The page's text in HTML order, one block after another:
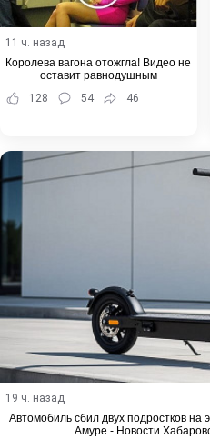
11 ч. назад
Королева вагона отожгла! Видео не
оставит равнодушным
128
54 46
19 ч. назад
Автомобиль сбил двух подростков на
Амуре - Новости